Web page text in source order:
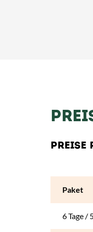
Bestätigung und
PREISE
Paket
6 Tage /